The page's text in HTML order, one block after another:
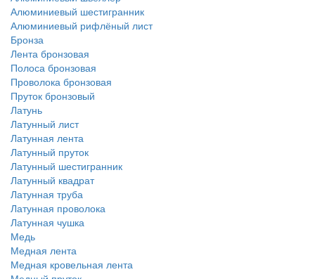
Алюминиевый шестигранник
Алюминиевый рифлёный лист
Бронза
Лента бронзовая
Полоса бронзовая
Проволока бронзовая
Пруток бронзовый
Латунь
Латунный лист
Латунная лента
Латунный пруток
Латунный шестигранник
Латунный квадрат
Латунная труба
Латунная проволока
Латунная чушка
Медь
Медная лента
Медная кровельная лента